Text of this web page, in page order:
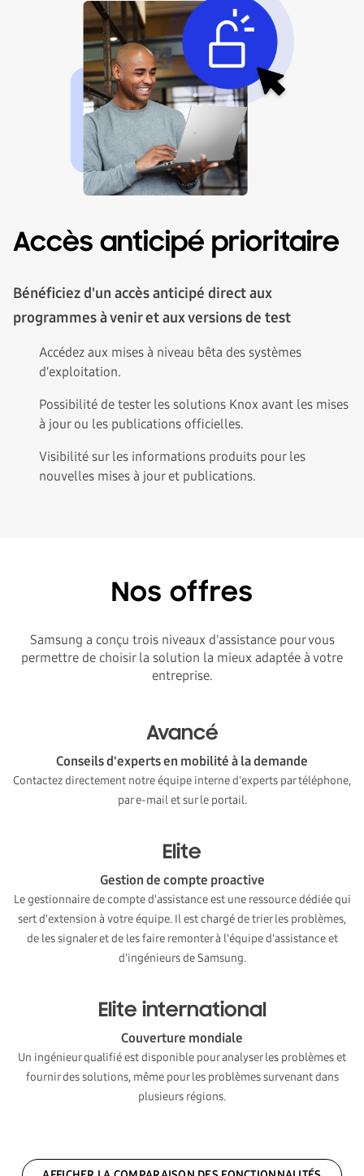
Accès anticipé prioritaire
Bénéficiez d'un accès anticipé direct aux
programmes à venir et aux versions de test
Accédez aux mises à niveau bêta des systèmes
d'exploitation.
Possibilité de tester les solutions Knox avant les mises
à jour ou les publications officielles.
Visibilité sur les informations produits pour les
nouvelles mises à jour et publications.
Nos offres
Samsung a conçu trois niveaux d'assistance pour vous
permettre de choisir la solution la mieux adaptée à votre
entreprise.
Avancé
Conseils d'experts en mobilité à la demande
Contactez directement notre équipe interne d'experts par téléphone,
par e-mail et sur le portail.
Elite
Gestion de compte proactive
Le gestionnaire de compte d'assistance est une ressource dédiée qui
sert d'extension à votre équipe. Il est chargé de trier les problèmes,
de les signaler et de les faire remonter à l'équipe d'assistance et
d'ingénieurs de Samsung.
Elite international
Couverture mondiale
Un ingénieur qualifié est disponible pour analyser les problèmes et
fournir des solutions, même pour les problèmes survenant dans
plusieurs régions.